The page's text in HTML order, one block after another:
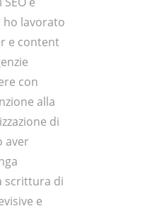
ho lavorato
e content
con
alla
di
aver
scrittura di
e